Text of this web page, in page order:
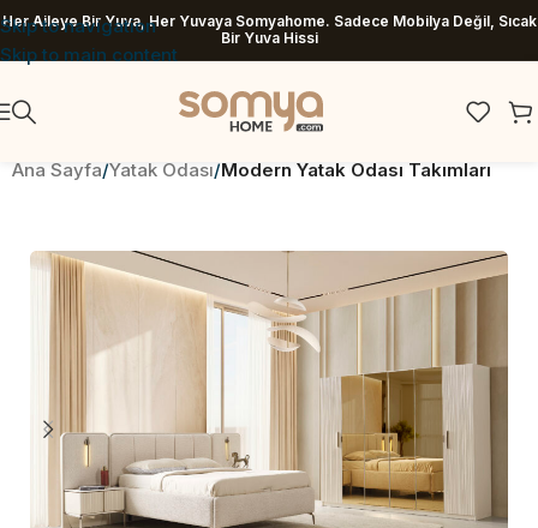
Skip to navigation
Skip to main content
Her Aileye Bir Yuva, Her Yuvaya Somyahome. Sadece Mobilya Değil, Sıcak
Bir Yuva Hissi
Ana Sayfa Yatak Odası Modern Yatak Odası Takımları